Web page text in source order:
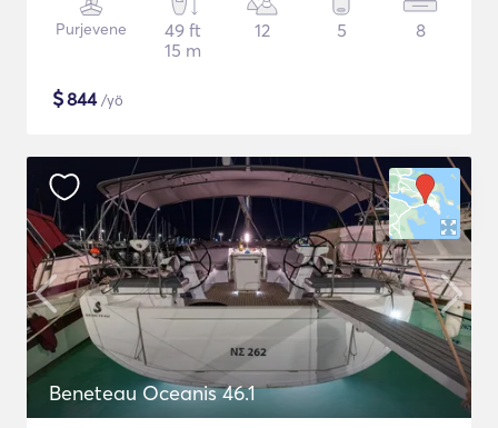
Purjevene
49 ft
15 m
12 5 8
$844/yö
Beneteau Oceanis 46.1